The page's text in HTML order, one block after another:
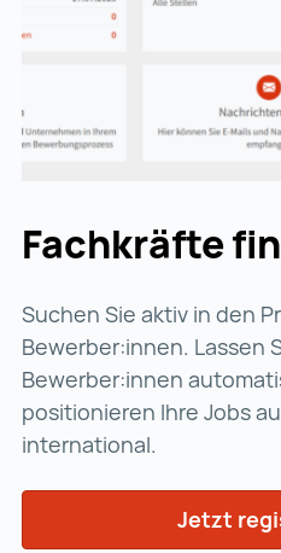
Fachkräfte
Suchen Sie aktiv in den
Bewerber:innen. Lassen
Bewerber:innen
positionieren Ihre Jobs
international.
Jetzt